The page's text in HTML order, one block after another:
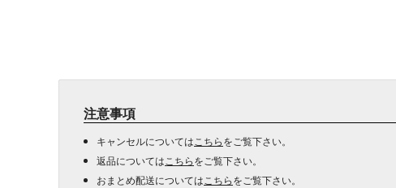
注意事項
キャンセルについては こちらをご覧下さい。
返品については こちらをご覧下さい。
おまとめ配送については こちらをご覧下さい。